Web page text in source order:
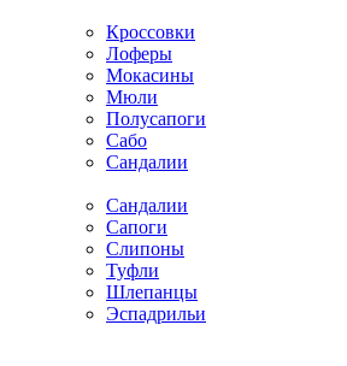
Кроссовки
Лоферы
Мокасины
Мюли
Полусапоги
Сабо
Сандалии
Сандалии
Сапоги
Слипоны
Туфли
Шлепанцы
Эспадрильи